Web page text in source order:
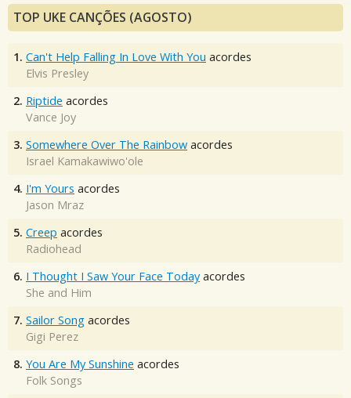
TOP UKE CANÇÕES (AGOSTO)
1. Can't Help Falling In Love With You acordes
Elvis Presley
2. Riptide acordes
Vance Joy
3. Somewhere Over The Rainbow acordes
Israel Kamakawiwo'ole
4. I'm Yours acordes
Jason Mraz
5. Creep acordes
Radiohead
6. I Thought I Saw Your Face Today acordes
She and Him
7. Sailor Song acordes
Gigi Perez
8. You Are My Sunshine acordes
Folk Songs